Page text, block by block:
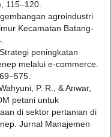
115–120.
agroindustri
Kecamatan Batang-
peningkatan
melalui e-commerce.
P. R., & Anwar,
petani untuk
di sektor pertanian di
Jurnal Manajemen